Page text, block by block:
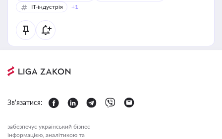
IT-індустрія
+1
Зв'язатися:
забезпечує український бізнес
інформацією, аналітикою та